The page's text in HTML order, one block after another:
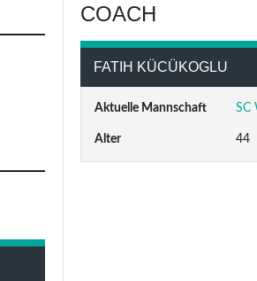
COACH
FATIH KÜCÜKOGLU
Aktuelle Mannschaft SC
Alter 44